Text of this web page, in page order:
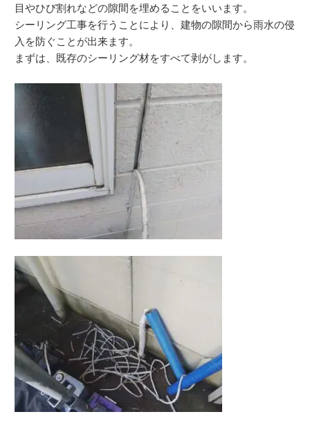
目やひび割れなどの隙間を埋めることをいいます。
シーリング工事を行うことにより、建物の隙間から雨水の侵
入を防ぐことが出来ます。
まずは、既存のシーリング材をすべて剥がします。